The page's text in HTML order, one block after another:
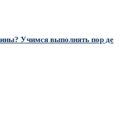
Учимся выполнять пор де